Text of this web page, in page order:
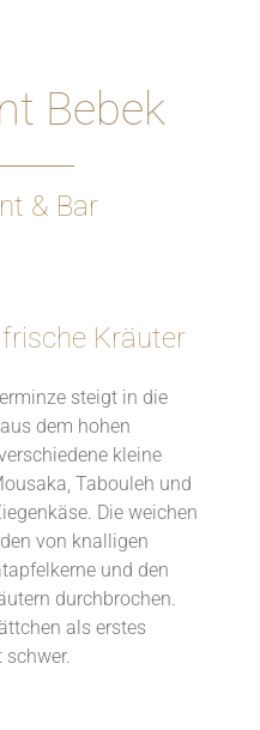
Bebek
& Bar
Kräuter
steigt in die
dem hohen
kleine
Tabouleh und
Die weichen
von knalligen
und den
durchbrochen.
als erstes
schwer.